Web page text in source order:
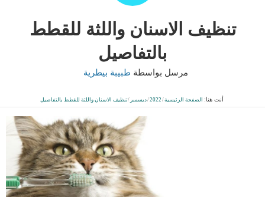
تنظيف الاسنان واللثة للقطط
بالتفاصيل
مرسل بواسطة طبيبة بيطرية
أنت هنا: الصفحة الرئيسية/
2022
/ديسمبر /تنظيف الاسنان واللثة للقطط بالتفاصيل